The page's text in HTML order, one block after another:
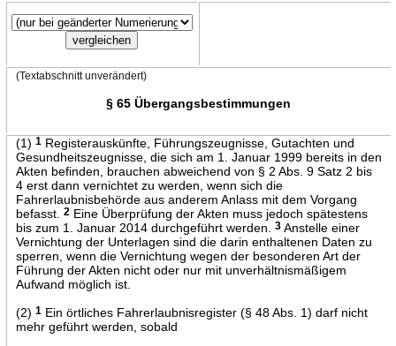
(Textabschnitt unverändert)
§ 65 Übergangsbestimmungen
(1) 1Registerauskünfte, Führungszeugnisse, Gutachten und
Gesundheitszeugnisse, die sich am 1. Januar 1999 bereits in den
Akten befinden, brauchen abweichend von § 2 Abs. 9 Satz 2 bis
4 erst dann vernichtet zu werden, wenn sich die
Fahrerlaubnisbehörde aus anderem Anlass mit dem Vorgang
befasst.
2Eine Überprüfung der Akten muss jedoch spätestens
bis zum 1. Januar 2014 durchgeführt werden.
3Anstelle einer
Vernichtung der Unterlagen sind die darin enthaltenen Daten zu
sperren, wenn die Vernichtung wegen der besonderen Art der
Führung der Akten nicht oder nur mit unverhältnismäßigem
Aufwand möglich ist.
(2) 1Ein örtliches Fahrerlaubnisregister (§ 48 Abs. 1) darf nicht
mehr geführt werden, sobald